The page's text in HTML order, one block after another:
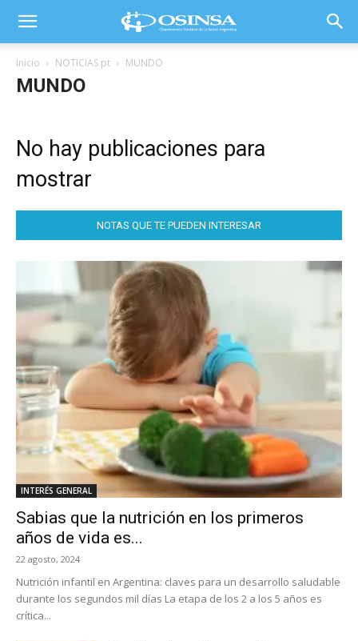
Inicio NOTICIAS pt MUNDO
MUNDO
No hay publicaciones para
mostrar
NOTAS QUE TE PUEDEN INTERESAR
INTERÉS GENERAL
Sabias que la nutrición en los primeros
años de vida es...
22 agosto, 2024
Nutrición infantil en Argentina: claves para un desarrollo saludable
durante los segundos mil días La etapa de los 2 a los 5 años es
crítica...